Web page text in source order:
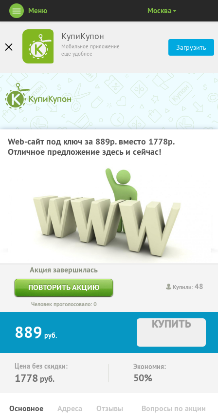
КупиКупон
Мобильное приложение
ещё удобнее
Загрузить
Меню Москва
Web-сайт под ключ за 889р. вместо 1778р.
Отличное предложение здесь и сейчас!
Купили:48
Акция завершилась
ПОВТОРИТЬ АКЦИЮ
Человек проголосовало: 0
889 руб.
КУПИТЬ
Цена без скидки:
1778 руб.
Экономия:
50%
Основное Отзывы Вопросы по акции
Адреса